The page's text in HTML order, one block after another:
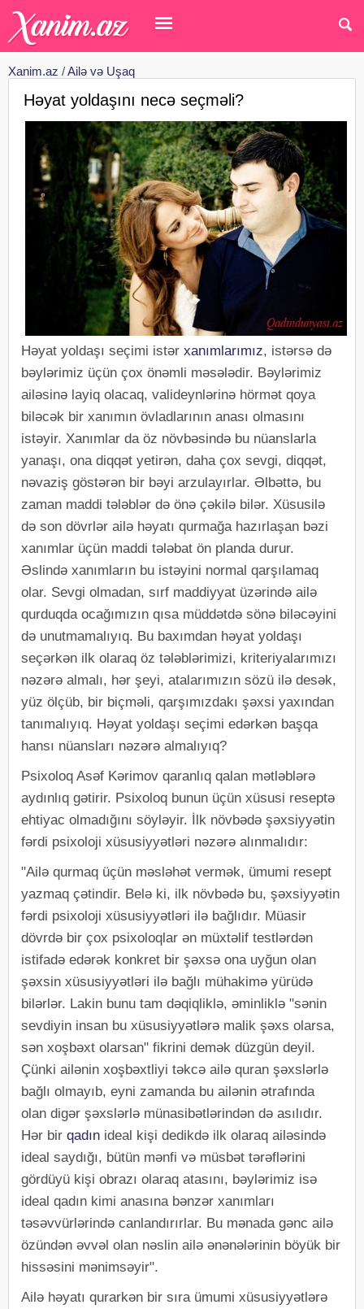
Xanim.az /Ailə və Uşaq
Həyat yoldaşını necə seçməli?
Həyat yoldaşı seçimi istər xanımlarımız, istərsə də
bəylərimiz üçün çox önəmli məsələdir. Bəylərimiz
ailəsinə layiq olacaq, valideynlərinə hörmət qoya
biləcək bir xanımın övladlarının anası olmasını
istəyir. Xanımlar da öz növbəsində bu nüanslarla
yanaşı, ona diqqət yetirən, daha çox sevgi, diqqət,
nəvaziş göstərən bir bəyi arzulayırlar. Əlbəttə, bu
zaman maddi tələblər də önə çəkilə bilər. Xüsusilə
də son dövrlər ailə həyatı qurmağa hazırlaşan bəzi
xanımlar üçün maddi tələbat ön planda durur.
Əslində xanımların bu istəyini normal qarşılamaq
olar. Sevgi olmadan, sırf maddiyyat üzərində ailə
qurduqda ocağımızın qısa müddətdə sönə biləcəyini
də unutmamalıyıq. Bu baxımdan həyat yoldaşı
seçərkən ilk olaraq öz tələblərimizi, kriteriyalarımızı
nəzərə almalı, hər şeyi, atalarımızın sözü ilə desək,
yüz ölçüb, bir biçməli, qarşımızdakı şəxsi yaxından
tanımalıyıq. Həyat yoldaşı seçimi edərkən başqa
hansı nüansları nəzərə almalıyıq?
Psixoloq Asəf Kərimov qaranlıq qalan mətləblərə
aydınlıq gətirir. Psixoloq bunun üçün xüsusi reseptə
ehtiyac olmadığını söyləyir. İlk növbədə şəxsiyyətin
fərdi psixoloji xüsusiyyətləri nəzərə alınmalıdır:
"Ailə qurmaq üçün məsləhət vermək, ümumi resept
yazmaq çətindir. Belə ki, ilk növbədə bu, şəxsiyyətin
fərdi psixoloji xüsusiyyətləri ilə bağlıdır. Müasir
dövrdə bir çox psixoloqlar ən müxtəlif testlərdən
istifadə edərək konkret bir şəxsə ona uyğun olan
şəxsin xüsusiyyətləri ilə bağlı mühakimə yürüdə
bilərlər. Lakin bunu tam dəqiqliklə, əminliklə "sənin
sevdiyin insan bu xüsusiyyətlərə malik şəxs olarsa,
sən xoşbəxt olarsan" fikrini demək düzgün deyil.
Çünki ailənin xoşbəxtliyi təkcə ailə quran şəxslərlə
bağlı olmayıb, eyni zamanda bu ailənin ətrafında
olan digər şəxslərlə münasibətlərindən də asılıdır.
Hər bir qadın ideal kişi dedikdə ilk olaraq ailəsində
ideal saydığı, bütün mənfi və müsbət tərəflərini
gördüyü kişi obrazı olaraq atasını, bəylərimiz isə
ideal qadın kimi anasına bənzər xanımları
təsəvvürlərində canlandırırlar. Bu mənada gənc ailə
özündən əvvəl olan nəslin ailə ənənələrinin böyük bir
hissəsini mənimsəyir".
Ailə həyatı qurarkən bir sıra ümumi xüsusiyyətlərə